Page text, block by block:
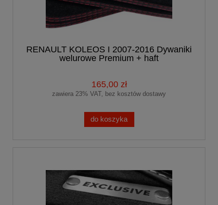
RENAULT KOLEOS I 2007-2016 Dywaniki
welurowe Premium + haft
165,00 zł
zawiera 23% VAT, bez kosztów dostawy
do koszyka